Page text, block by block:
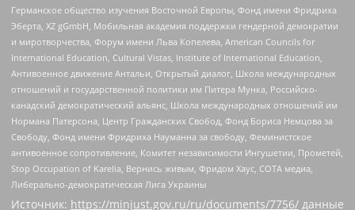
Германское общество изучения Восточной Европы, Фонд имени Фридриха
Эберта, XZ gGmbH, Мобильная академия поддержки гендерной демократии
и миротворчества, Форум имени Льва Копелева, American Councils for
International Education, Cultural Vistas, Institute of International Education,
Антивоенное движение Антальи, Открытый диалог, Школа международных
отношений и государственной политики им Питера Мунка, Российско-
канадский демократический альянс, Школа международных отношений им
Нормана Патерсона, Центр Гражданских Свобод, Фонд Бориса Немцова за
Свободу, Фонд имени Фридриха Науманна за свободу, Феминистское
антивоенное сопротивление, Комитет независимости Ингушетии, Прометей,
Stop Occupation of Karelia, Вернись живым, Фридом Хаус, СОТА медиа,
Либерально-демократическая Лига Украины
Источник: https://minjust.gov.ru/ru/documents/7756/ данные